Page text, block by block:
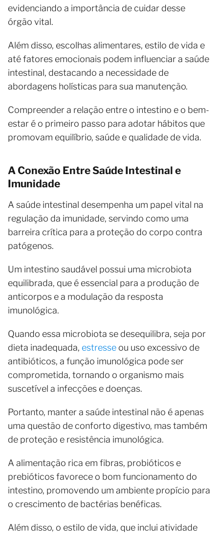
evidenciando a importância de cuidar desse
órgão vital.
Além disso, escolhas alimentares, estilo de vida e
até fatores emocionais podem influenciar a saúde
intestinal, destacando a necessidade de
abordagens holísticas para sua manutenção.
Compreender a relação entre o intestino e o bem-
estar é o primeiro passo para adotar hábitos que
promovam equilíbrio, saúde e qualidade de vida.
A Conexão Entre Saúde Intestinal e
Imunidade
A saúde intestinal desempenha um papel vital na
regulação da imunidade, servindo como uma
barreira crítica para a proteção do corpo contra
patógenos.
Um intestino saudável possui uma microbiota
equilibrada, que é essencial para a produção de
anticorpos e a modulação da resposta
imunológica.
Quando essa microbiota se desequilibra, seja por
dieta inadequada, estresse ou uso excessivo de
antibióticos, a função imunológica pode ser
comprometida, tornando o organismo mais
suscetível a infecções e doenças.
Portanto, manter a saúde intestinal não é apenas
uma questão de conforto digestivo, mas também
de proteção e resistência imunológica.
A alimentação rica em fibras, probióticos e
prebióticos favorece o bom funcionamento do
intestino, promovendo um ambiente propício para
o crescimento de bactérias benéficas.
Além disso, o estilo de vida, que inclui atividade